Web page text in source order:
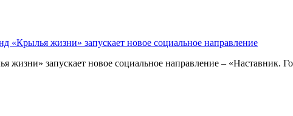
«Крылья жизни» запускает новое социальное направление
жизни» запускает новое социальное направление – «Наставник.